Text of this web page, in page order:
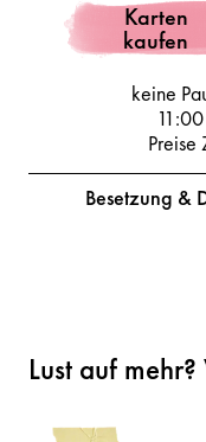
Karten
kaufen
keine
11:00
Preise
Besetzung &
Lust auf